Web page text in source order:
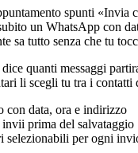
spunti «Invia
un WhatsApp con
sa tutto senza che tu
quanti messaggi
li scegli tu tra i contatti
con data, ora e indirizzo
prima del salvataggio
selezionabili per ogni